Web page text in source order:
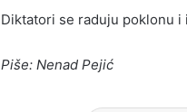
Diktatori se raduju poklonu i
Piše: Nenad Pejić